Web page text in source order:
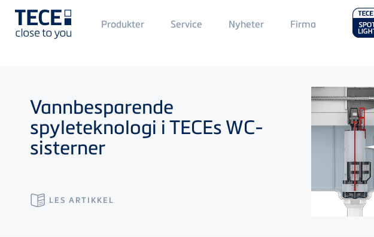
Main
Menü
Produkter Service Nyheter Main
Menu
Firma
Vannbesparende
spyleteknologi iTECEs WC-
sisterner
LES ARTIKKEL